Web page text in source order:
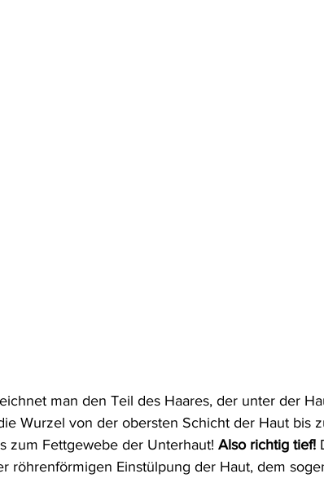
man den Teil des Haares, der unter der
Wurzel von der obersten Schicht der Haut bis
zum Fettgewebe der Unterhaut! Also richtig tief!
röhrenförmigen Einstülpung der Haut, dem